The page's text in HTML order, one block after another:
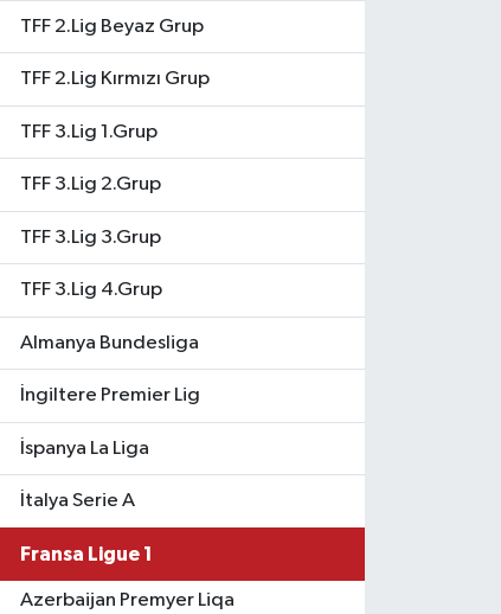
TFF 2.Lig Beyaz Grup
TFF 2.Lig Kırmızı Grup
TFF 3.Lig 1.Grup
TFF 3.Lig 2.Grup
TFF 3.Lig 3.Grup
TFF 3.Lig 4.Grup
Almanya Bundesliga
İngiltere Premier Lig
İspanya La Liga
İtalya Serie A
Fransa Ligue 1
Azerbaijan Premyer Liqa